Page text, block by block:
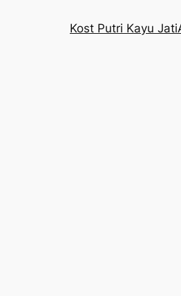
Kost Putri Kayu Jati